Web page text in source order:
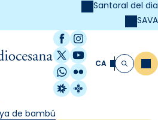
Santoral del dia
SAVA
Facebook
Instagram
X / Twitter
YouTube
WhatsApp
Flickr
Radio Estel
Catalunya
CA Cerca
de bambú